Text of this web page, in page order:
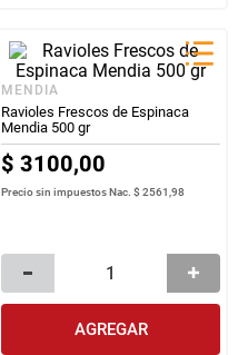
MENDIA
Ravioles Frescos de Espinaca
Mendia 500 gr
$ 3100,00
Precio sin impuestos Nac.$ 2561,98
AGREGAR